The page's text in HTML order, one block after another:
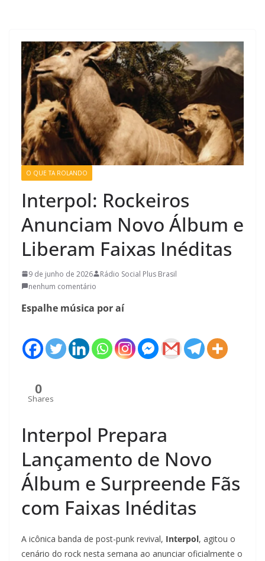
O QUE TA ROLANDO
Interpol: Rockeiros
Anunciam Novo Álbum e
Liberam Faixas Inéditas
9 de junho de 2026
Rádio Social Plus Brasil
nenhum comentário
Espalhe música por aí
0
Shares
Interpol Prepara
Lançamento de Novo
Álbum e Surpreende Fãs
com Faixas Inéditas
A icônica banda de post-punk revival, Interpol, agitou o
cenário do rock nesta semana ao anunciar oficialmente o